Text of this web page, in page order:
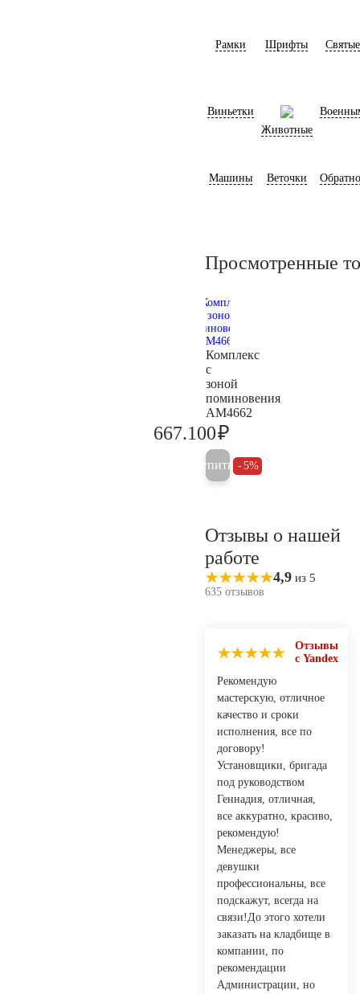
Рамки Шрифты Святые
Виньетки
Животные
Машины Веточки
Просмотренные
Комплекс
с
зоной
поминовения
AM4662
667.100₽
Купить 5%
Отзывы о нашей
работе
4,9 из 5
635 отзывов
Отзывы
с Yandex
Рекомендую
мастерскую, отличное
качество и сроки
исполнения, все по
договору!
Установщики, бригада
под руководством
Геннадия, отличная,
все аккуратно, красиво,
рекомендую!
Менеджеры, все
девушки
профессиональны, все
подскажут, всегда на
связи!До этого хотели
заказать на кладбище в
компании, по
рекомендации
Администрации, но